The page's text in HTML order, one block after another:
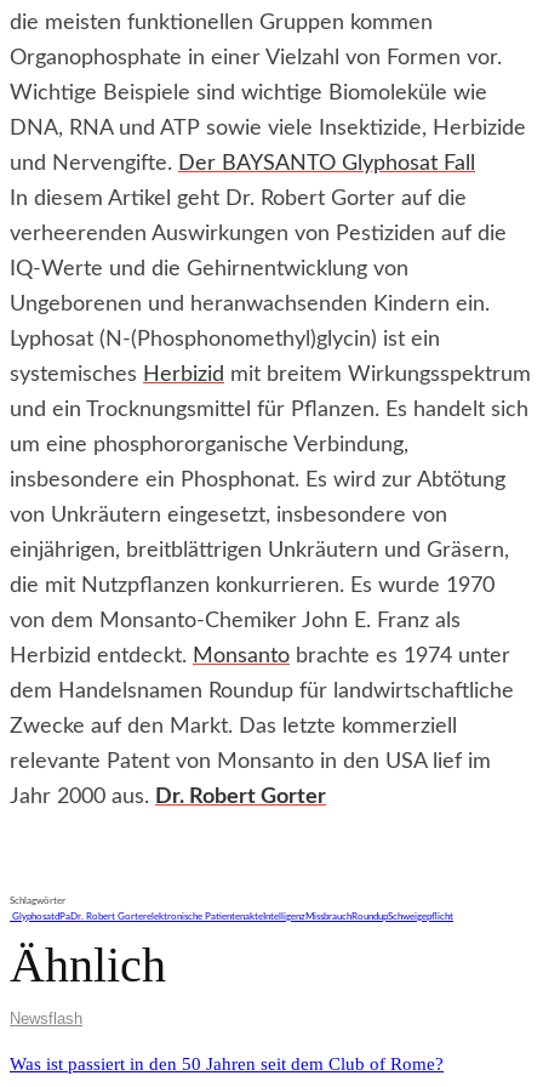
die meisten funktionellen Gruppen kommen
Organophosphate in einer Vielzahl von Formen vor.
Wichtige Beispiele sind wichtige Biomoleküle wie
DNA, RNA und ATP sowie viele Insektizide, Herbizide
und Nervengifte. Der BAYSANTO Glyphosat Fall
In diesem Artikel geht Dr. Robert Gorter auf die
verheerenden Auswirkungen von Pestiziden auf die
IQ-Werte und die Gehirnentwicklung von
Ungeborenen und heranwachsenden Kindern ein.
Lyphosat (N-(Phosphonomethyl)glycin) ist ein
systemisches Herbizid mit breitem Wirkungsspektrum
und ein Trocknungsmittel für Pflanzen. Es handelt sich
um eine phosphororganische Verbindung,
insbesondere ein Phosphonat. Es wird zur Abtötung
von Unkräutern eingesetzt, insbesondere von
einjährigen, breitblättrigen Unkräutern und Gräsern,
die mit Nutzpflanzen konkurrieren. Es wurde 1970
von dem Monsanto-Chemiker John E. Franz als
Herbizid entdeckt. Monsanto brachte es 1974 unter
dem Handelsnamen Roundup für landwirtschaftliche
Zwecke auf den Markt. Das letzte kommerziell
relevante Patent von Monsanto in den USA lief im
Jahr 2000 aus. Dr. Robert Gorter
Schlagwörter
GlyphosatdPaDr. Robert Gorterelektronische Patientenakte IntelligenzMissbrauchRoundupSchweigepflicht
Ähnlich
Newsflash
Was ist passiert in den 50 Jahren seit dem Club of Rome?